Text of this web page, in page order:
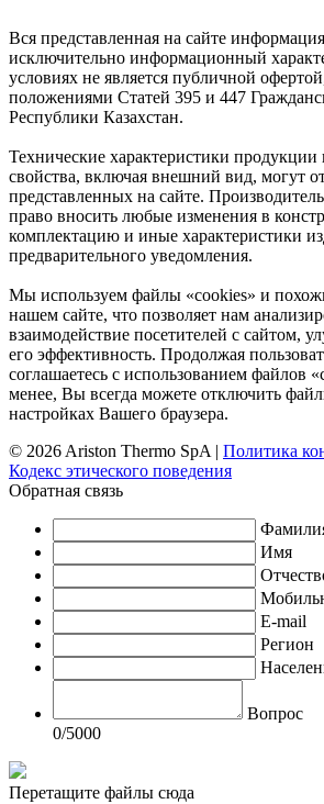
Вся представленная на сайте
исключительно информационный
условиях не является публичной
положениями Статей 395 и 447
Республики Казахстан.
Технические характеристики продукции
свойства, включая внешний вид, могут
представленных на сайте. Производитель
право вносить любые изменения в
комплектацию и иные характеристики
предварительного уведомления.
Мы используем файлы «cookies» и
нашем сайте, что позволяет нам
взаимодействие посетителей с сайтом,
его эффективность. Продолжая
соглашаетесь с использованием файлов
менее, Вы всегда можете отключить
настройках Вашего браузера.
© 2026 Ariston Thermo SpA | Политика
Кодекс этического поведения
Обратная связь
Имя
E-mail
Регион
Вопрос
0/5000
Перетащите файлы сюда